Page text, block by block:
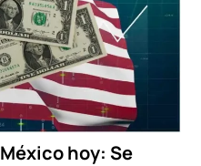
hoy: Se